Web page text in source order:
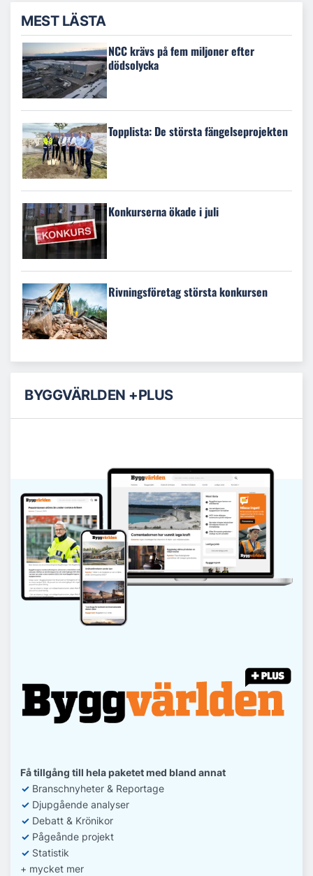
MEST LÄSTA
NCC krävs på fem miljoner efter
dödsolycka
Topplista: De största fängelseprojekten
Konkurserna ökade i juli
Rivningsföretag största konkursen
BYGGVÄRLDEN +PLUS
Få tillgång till hela paketet med bland annat
✓ Branschnyheter & Reportage
✓ Djupgående analyser
✓ Debatt & Krönikor
✓ Pågeånde projekt
✓ Statistik
+ mycket mer